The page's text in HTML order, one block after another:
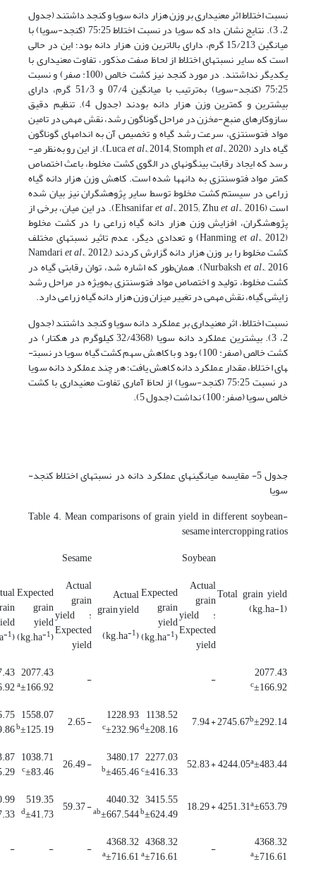
نسبت اختلاط اثر معنی­داری بر وزن هزار دانه سویا و کنجد داشتند (جدول
2، 3). نتایج نشان داد که سویا در نسبت اختلاط 75:25 (کنجد-سویا) با
میانگین 15/213 گرم، دارای بالاترین وزن هزار دانه بود؛ این در حالی
است که سایر نسبت­های اختلاط از لحاظ صفت مذکور، تفاوت معنی­داری با
یکدیگر نداشتند. در مورد کنجد نیز کشت خالص (100: صفر) و نسبت
75:25 (کنجد-سویا) به‌ترتیب با میانگین 07/4 و 51/3 گرم، دارای
بیشترین و کمترین وزن هزار دانه بودند (جدول 4). تنظیم دقیق
سازوکارهای منبع-مخزن در مراحل گوناگون رشد، نقش مهمی در تامین
مواد فتوسنتزی، سرعت رشد گیاه و تخصیص آن به اندام­های گوناگون
گیاه دارد (Luca et al.,2014; Stomphet al., 2020). از این رو به‌نظر می­
رسد که ایجاد رقابت بین­گونه­ای در الگوی کشت مخلوط، باعث اختصاص
کمتر مواد فتوسنتزی به دانه­ها شده است. کاهش وزن هزار دانه گیاه
زراعی در سیستم کشت مخلوط توسط سایر پژوهشگران نیز بیان شده
است (Ehsanifar et al.,2015; Zhuet al., 2016). در این میان، برخی از
پژوهشگران، افزایش وزن هزار دانه گیاه زراعی را در کشت مخلوط
(Hanming
et al., 2012) و تعدادی دیگر، عدم تاثیر نسبت­های مختلف
کشت مخلوط را بر وزن هزار دانه گزارش کردند (Namdari et al.,2012;
Nurbakshet al., 2016). همان‌طور که اشاره شد، توان رقابتی گیاه در
کشت مخلوط، تولید و اختصاص مواد فتوسنتزی به‌ویژه در مراحل رشد
زایشی گیاه، نقش مهمی در تغییر میزان وزن هزار دانه گیاه زراعی دارد.
نسبت اختلاط، اثر معنی­داری بر عملکرد دانه سویا و کنجد داشتند (جدول
2، 3). بیشترین عملکرد دانه سویا (32/4368 کیلوگرم در هکتار) در
کشت خالص (صفر: 100) بود و با کاهش سهم کشت گیاه سویا در نسبت­
های اختلاط، مقدار عملکرد دانه کاهش یافت؛ هر چند عملکرد دانه سویا
در نسبت 75:25 (کنجد-سویا) از لحاظ آماری تفاوت معنی­داری با کشت
خالص سویا (صفر: 100) نداشت (جدول 5).
جدول 5- مقایسه میانگین­های عملکرد دانه در نسبت­های اختلاط کنجد-
سویا
Table 4. Mean comparisons of grain yield in different soybean-
sesame intercropping ratios
Total grain yield
(kg.ha-1)
Soybean
Sesame
Actual
grain
yield :
Expected
yield
Expected
grain
yield
(kg.ha-1)
Actual
grain yield
(kg.ha
-1
)
Actual
grain
yield :
Expected
yield
Expected
grain
yield
(kg.ha-1)
-1)
2077.43
c±166.92
-
-
2077.43
a±166.92
2745.67b±292.14
+ 7.94
1138.52
d±208.16
1228.93
c±232.96
- 2.65
1558.07
b±125.19
4244.05a±483.44
+ 52.83
2277.03
c±416.33
3480.17
b±465.46
- 26.49
1038.71
c±83.46
4251.31a±653.79
+ 18.29
3415.55
b±624.49
4040.32
ab±667.544
- 59.37
519.35
d±41.73
4368.32
a±716.61
-
4368.32
a±716.61
4368.32
a±716.61
-
-
-